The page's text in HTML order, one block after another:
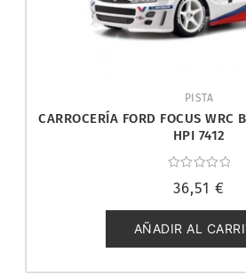
PISTA
CARROCERÍA FORD FOCUS
HPI 7412
con
de
5
36,51 €
AÑADIR AL